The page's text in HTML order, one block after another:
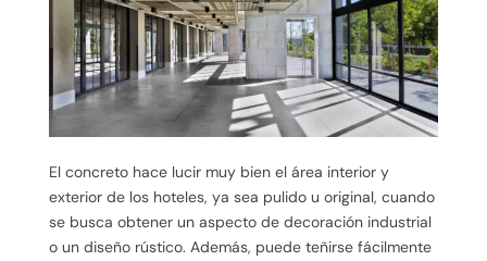
El concreto hace lucir muy bien el área interior y
exterior de los hoteles, ya sea pulido u original, cuando
se busca obtener un aspecto de decoración industrial
o un diseño rústico. Además, puede teñirse fácilmente